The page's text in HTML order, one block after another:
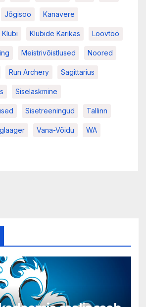
Jõgisoo Kanavere
Klubi Klubide Karikas Loovtöö
Meistrivõistlused Noored
Run Archery Sagittarius
Siselaskmine
Sisetreeningud Tallinn
Vana-Võidu WA